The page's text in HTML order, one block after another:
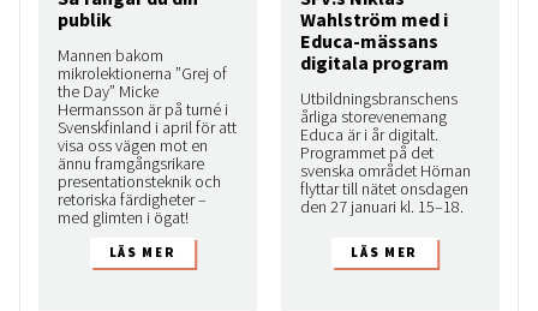
publik
Mannen bakom
mikrolektionerna ”Grej of
the Day” Micke
Hermansson är på turné i
Svenskfinland i april för att
visa oss vägen mot en
ännu framgångsrikare
presentationsteknik och
retoriska färdigheter –
med glimten i ögat!
Wahlström med i
Educa-mässans
digitala program
Utbildningsbranschens
årliga storevenemang
Educa är i år digitalt.
Programmet på det
svenska området Hörnan
flyttar till nätet onsdagen
den 27 januari kl. 15–18.